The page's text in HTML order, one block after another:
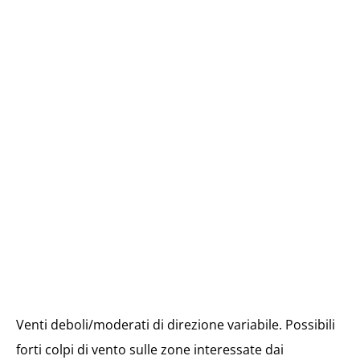
Venti deboli/moderati di direzione variabile. Possibili
forti colpi di vento sulle zone interessate dai